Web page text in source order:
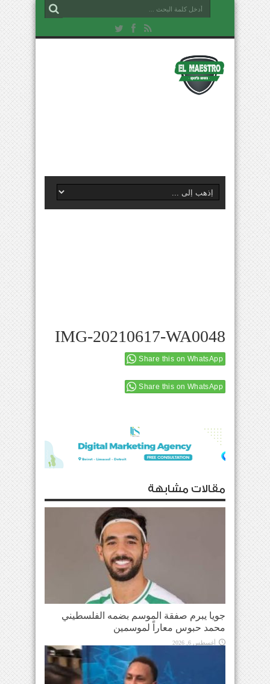
IMG-20210617-WA0048
Share this on WhatsApp
Share this on WhatsApp
مقالات مشابهة
جويا يبرم صفقة الموسم بضمه الفلسطيني
محمد حبوس معاراً لموسمين
أغسطس 6, 2026